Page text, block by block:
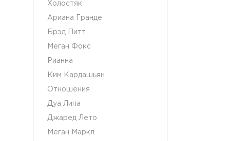
Холостяк
Ариана Гранде
Брэд Питт
Меган Фокс
Рианна
Ким Кардашьян
Отношения
Дуа Липа
Джаред Лето
Меган Маркл